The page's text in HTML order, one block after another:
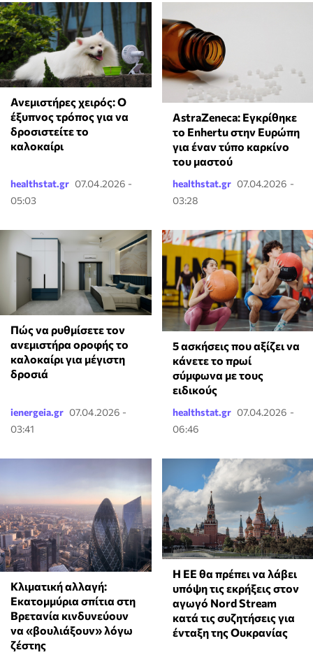
Ανεμιστήρες χειρός: Ο
έξυπνος τρόπος για να
δροσιστείτε το
καλοκαίρι
healthstat.gr 07.04.2026 -
05:03
AstraZeneca: Εγκρίθηκε
το Enhertu στην Ευρώπη
για έναν τύπο καρκίνο
του μαστού
healthstat.gr 07.04.2026 -
03:28
Πώς να ρυθμίσετε τον
ανεμιστήρα οροφής το
καλοκαίρι για μέγιστη
δροσιά
ienergeia.gr 07.04.2026 -
03:41
5 ασκήσεις που αξίζει να
κάνετε το πρωί
σύμφωνα με τους
ειδικούς
healthstat.gr 07.04.2026 -
06:46
Κλιματική αλλαγή:
Εκατομμύρια σπίτια στη
Βρετανία κινδυνεύουν
να «βουλιάξουν» λόγω
ζέστης
Η ΕΕ θα πρέπει να λάβει
υπόψη τις εκρήξεις στον
αγωγό Nord Stream
κατά τις συζητήσεις για
ένταξη της Ουκρανίας